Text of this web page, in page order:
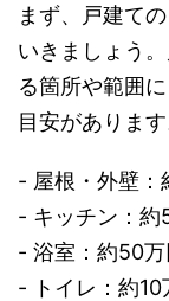
まず、戸建て
いきましょう
る箇所や範囲
目安があります
- 屋根・外壁：
- キッチン：
- 浴室：約50
- トイレ：約10